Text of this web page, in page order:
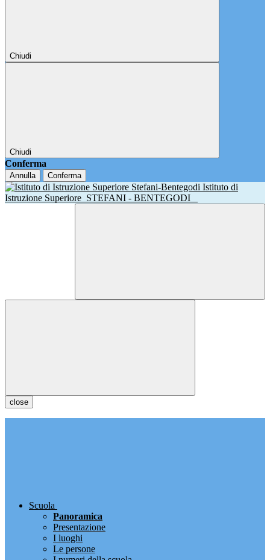
Chiudi
Chiudi
Conferma
Annulla Conferma
Istituto di
Istruzione Superiore STEFANI - BENTEGODI
close
Scuola
Panoramica
Presentazione
I luoghi
Le persone